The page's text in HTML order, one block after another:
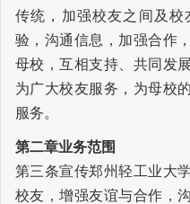
传统，加强校友之间及
验，沟通信息，加强合作
母校，互相支持、共同发
为广大校友服务，为母校
服务。
第二章业务范围
第三条宣传郑州轻工业大
校友，增强友谊与合作，